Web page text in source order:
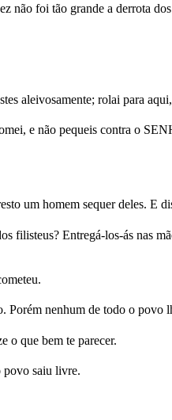
não foi tão grande a derrota
aleivosamente; rolai para
e não pequeis contra o
um homem sequer deles. E
filisteus? Entregá-los-ás nas
Porém nenhum de todo o povo
o que bem te parecer.
povo saiu livre.